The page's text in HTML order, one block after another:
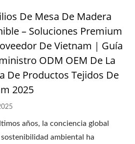
De Mesa De Madera
– Soluciones Premium
De Vietnam｜Guía
ODM OEM De La
De Productos Tejidos De
2025
años, la conciencia global
ambiental ha